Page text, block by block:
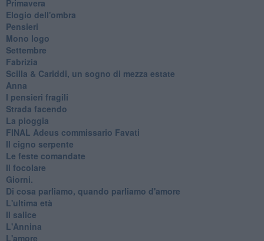
Primavera
Elogio dell'ombra
Pensieri
Mono logo
Settembre
Fabrizia
​Scilla & Cariddi, un sogno di mezza estate
Anna
I pensieri fragili
Strada facendo
La pioggia
FINAL Adeus commissario Favati
Il cigno serpente
Le feste comandate
Il focolare
Giorni.
Di cosa parliamo, quando parliamo d'amore
L'ultima età
Il salice
L'Annina
L'amore